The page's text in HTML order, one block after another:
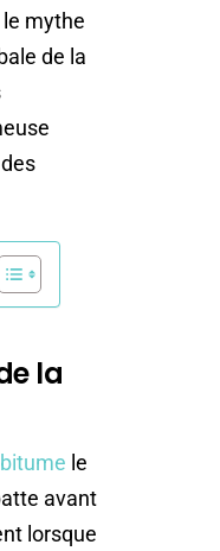
mythe
de la
la
le
avant
lorsque